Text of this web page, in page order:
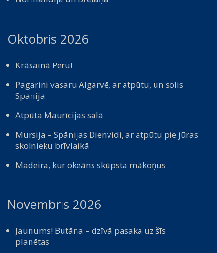
Oktobris 2026
Krāsainā Peru!
Pagarini vasaru Algarvē, ar atpūtu, un solis
Spānijā
Atpūta Maurīcijas salā
Mursija – Spānijas Dienvidi, ar atpūtu pie jūras
skolnieku brīvlaikā
Madeira, kur okeāns skūpsta mākoņus
Novembris 2026
Jaunums! Butāna – dzīvā pasaka uz šīs
planētas